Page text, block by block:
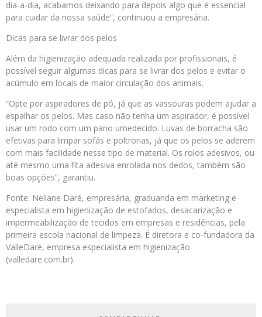
dia-a-dia, acabamos deixando para depois algo que é essencial
para cuidar da nossa saúde”, continuou a empresária.
Dicas para se livrar dos pelos
Além da higienização adequada realizada por profissionais, é
possível seguir algumas dicas para se livrar dos pelos e evitar o
acúmulo em locais de maior circulação dos animais.
“Opte por aspiradores de pó, já que as vassouras podem ajudar a
espalhar os pelos. Mas caso não tenha um aspirador, é possível
usar um rodo com um pano umedecido. Luvas de borracha são
efetivas para limpar sofás e poltronas, já que os pelos se aderem
com mais facilidade nesse tipo de material. Os rolos adesivos, ou
até mesmo uma fita adesiva enrolada nos dedos, também são
boas opções”, garantiu.
Fonte: Neliane Daré, empresária, graduanda em marketing e
especialista em higienização de estofados, desacarização e
impermeabilização de tecidos em empresas e residências, pela
primeira escola nacional de limpeza. É diretora e co-fundadora da
ValleDaré, empresa especialista em higienização
(valledare.com.br).